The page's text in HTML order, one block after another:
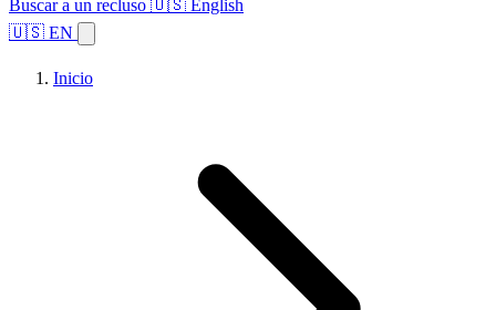
Buscar a un recluso 🇺🇸 English
🇺🇸 EN
Inicio